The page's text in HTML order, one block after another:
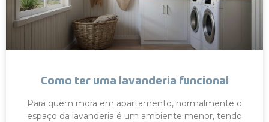
Como ter uma lavanderia funcional
Para quem mora em apartamento, normalmente o
espaço da lavanderia é um ambiente menor, tendo